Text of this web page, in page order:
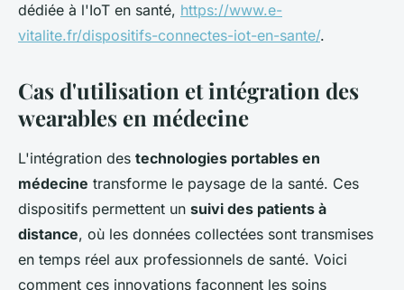
dédiée à l'IoT en santé, https://www.e-
vitalite.fr/dispositifs-connectes-iot-en-sante/.
Cas d'utilisation et intégration des
wearables en médecine
L'intégration des technologies portables en
médecine transforme le paysage de la santé. Ces
dispositifs permettent un suivi des patients à
distance, où les données collectées sont transmises
en temps réel aux professionnels de santé. Voici
comment ces innovations façonnent les soins